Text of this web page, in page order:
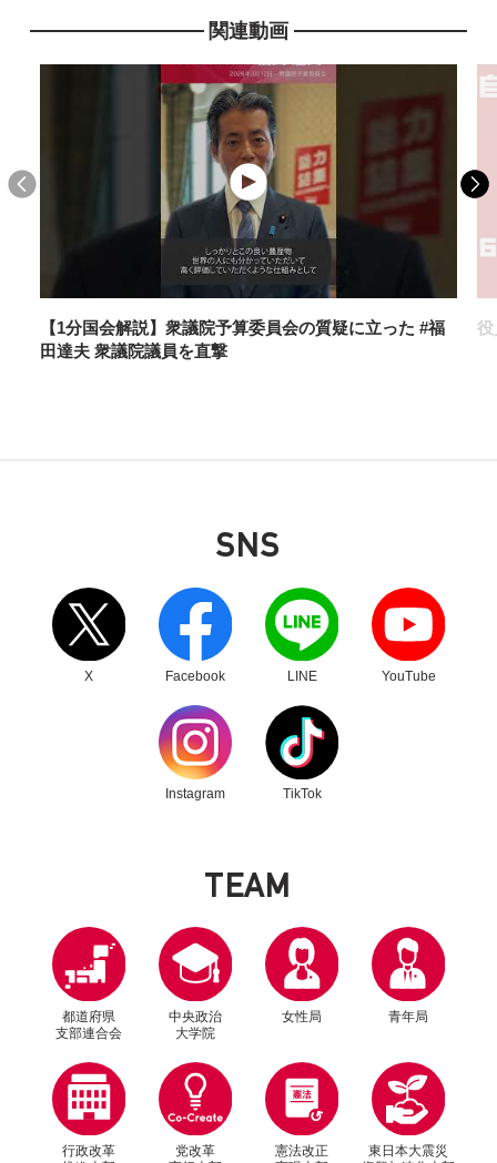
2025年5月27日
地域経済の好循環実現を 「働きたい人が働ける
社会」へ「働き方改革」の再検討も提起中小企
業・小規模事業者政策調査会が提言
お知らせ
全国幹事長会議 参院選必勝へ一致結束を確認
お知らせ 2025年1月20日
[日中与党交流協議会]森山幹事長「率直な意見交
換できた」~李強首相らにも禁輸解禁を要請~
関連動画
【1分国会解説】衆議院予算委員会の質疑に立った #福
田達夫 衆議院議員を直撃
役
SNS
X
別ウィンドウリンク
Facebook
別ウィンドウリンク
LINE
別ウィンドウリンク
YouTube
別ウィンドウリンク
Instagram
別ウィンドウリンク
TikTok
別ウィンドウリンク
TEAM
都道府県
支部連合会
中央政治
大学院
女性局 青年局
行政改革
党改革
憲法改正
東日本大震災